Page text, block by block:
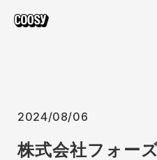
2024/08/06
株式会社フォー